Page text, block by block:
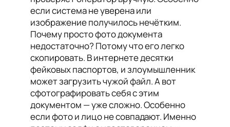
если система не уверена или
изображение получилось нечётким.
Почему просто фото документа
недостаточно? Потому что его легко
скопировать. В интернете десятки
фейковых паспортов, и злоумышленник
может загрузить чужой файл. А вот
сфотографировать себя с этим
документом — уже сложно. Особенно
если фото и лицо не совпадают. Именно